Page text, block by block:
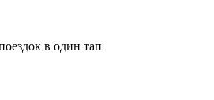
в один тап